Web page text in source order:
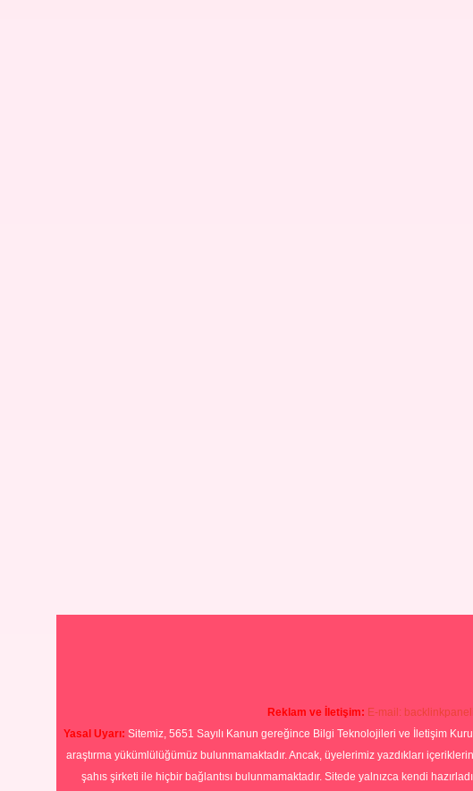
Reklam ve İletişim: E-mail:
Yasal Uyarı: Sitemiz, 5651 Sayılı Kanun gereğince Bilgi Teknolojileri ve İletişim
araştırma yükümlülüğümüz bulunmamaktadır. Ancak, üyelerimiz yazdıkları
şahıs şirketi ile hiçbir bağlantısı bulunmamaktadır. Sitede yalnızca kendi